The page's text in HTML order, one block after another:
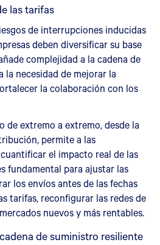
las tarifas
de interrupciones inducidas
deben diversificar su base
complejidad a la cadena de
la necesidad de mejorar la
la colaboración con los
de extremo a extremo, desde la
permite a las
el impacto real de las
fundamental para ajustar las
los envíos antes de las fechas
tarifas, reconfigurar las redes de
nuevos y más rentables.
de suministro resiliente